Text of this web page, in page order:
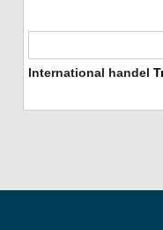
International handel